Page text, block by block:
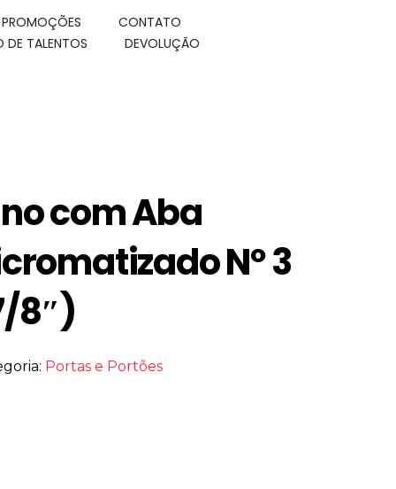
CONTATO
DE TALENTOS
DEVOLUÇÃO
com Aba
Nº 3
8″)
Portas e Portões